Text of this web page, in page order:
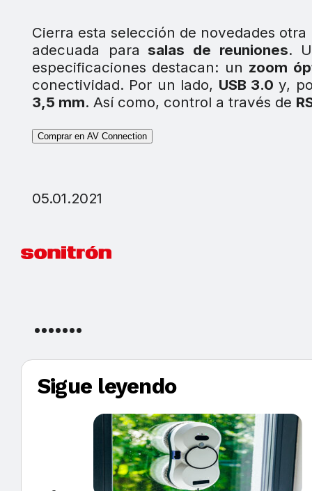
Cierra esta selección de novedades otra
adecuada para salas de reuniones.
especificaciones destacan: un zoom
conectividad. Por un lado, USB 3.0 y,
3,5 mm. Así como, control a través de
Comprar en AV Connection
05.01.2021
Sigue leyendo